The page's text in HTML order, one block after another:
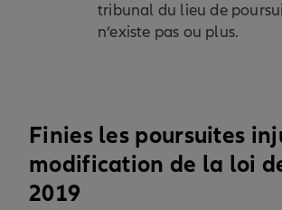
tribunal du lieu de
n’existe pas ou plus.
Finies les poursuites
modification de la loi
2019